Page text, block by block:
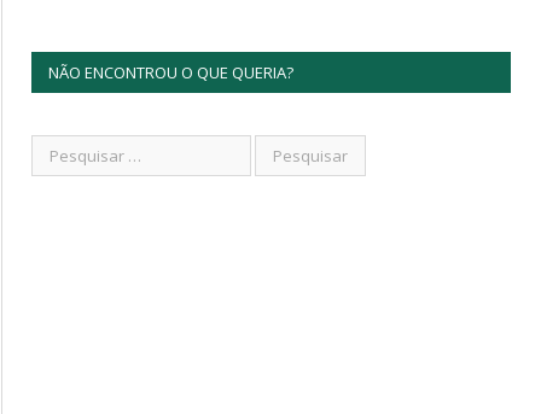
NÃO ENCONTROU O QUE QUERIA?